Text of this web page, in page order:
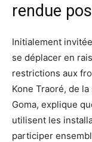
rendue
Initialement
se déplacer en
restrictions aux
Kone Traoré, de
Goma, explique
utilisent les
participer